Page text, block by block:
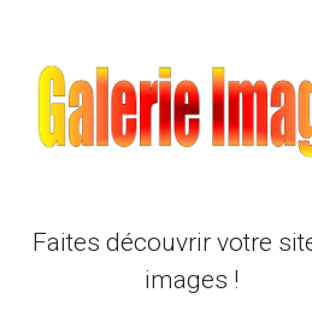
Faites découvrir votre
images !